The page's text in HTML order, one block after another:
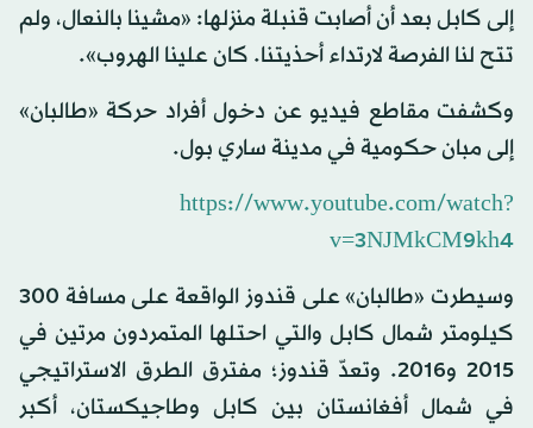
إلى كابل بعد أن أصابت قنبلة منزلها: «مشينا بالنعال، ولم
تتح لنا الفرصة لارتداء أحذيتنا. كان علينا الهروب».
وكشفت مقاطع فيديو عن دخول أفراد حركة «طالبان»
إلى مبان حكومية في مدينة ساري بول.
https://www.youtube.com/watch?
v=3NJMkCM9kh4
وسيطرت «طالبان» على قندوز الواقعة على مسافة 300
كيلومتر شمال كابل والتي احتلها المتمردون مرتين في
2015 و2016. وتعدّ قندوز؛ مفترق الطرق الاستراتيجي
في شمال أفغانستان بين كابل وطاجيكستان، أكبر